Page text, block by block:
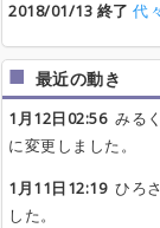
2018/01/13 終了 代
最近の動き
1月12日02:56みる
に変更しました。
1月11日12:19ひろ
した。